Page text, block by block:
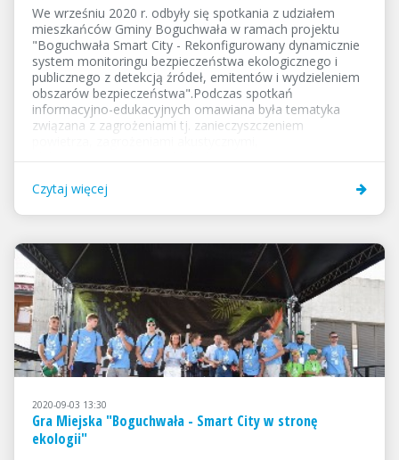
We wrześniu 2020 r. odbyły się spotkania z udziałem
mieszkańców Gminy Boguchwała w ramach projektu
"Boguchwała Smart City - Rekonfigurowany dynamicznie
system monitoringu bezpieczeństwa ekologicznego i
publicznego z detekcją źródeł, emitentów i wydzieleniem
obszarów bezpieczeństwa".Podczas spotkań
informacyjno-edukacyjnych omawiana była tematyka
związana z zagrożeniami tj. zanieczyszczeniem
poruszane zagadnienia poświęcone wypracowaniu zasad
Czytaj więcej
2020-09-03 13:30
Gra Miejska "Boguchwała - Smart City w stronę
ekologii"